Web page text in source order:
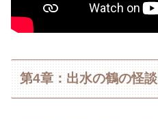
第4章：出水の鶴の怪